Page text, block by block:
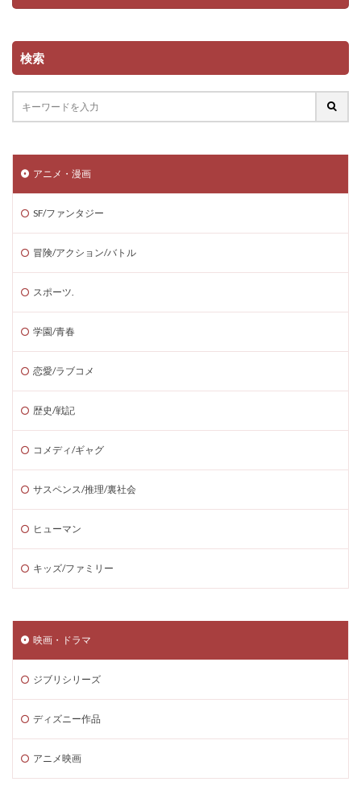
検索
アニメ・漫画
SF/ファンタジー
冒険/アクション/バトル
スポーツ.
学園/青春
恋愛/ラブコメ
歴史/戦記
コメディ/ギャグ
サスペンス/推理/裏社会
ヒューマン
キッズ/ファミリー
映画・ドラマ
ジブリシリーズ
ディズニー作品
アニメ映画